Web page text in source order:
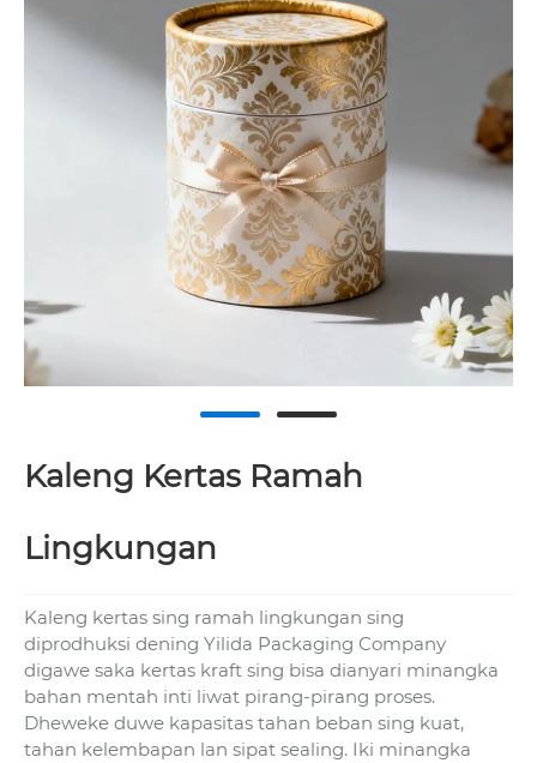
Kaleng Kertas Ramah
Lingkungan
Kaleng kertas sing ramah lingkungan sing
diprodhuksi dening Yilida Packaging Company
digawe saka kertas kraft sing bisa dianyari minangka
bahan mentah inti liwat pirang-pirang proses.
Dheweke duwe kapasitas tahan beban sing kuat,
tahan kelembapan lan sipat sealing. Iki minangka